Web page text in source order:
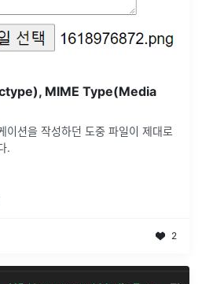
MIME Type(Media
이션을 작성하던 도중 파일이 제대로
.
2